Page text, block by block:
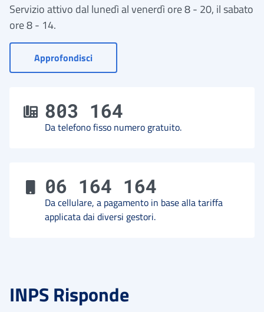
Servizio attivo dal lunedì al venerdì ore 8 - 20, il sabato
ore 8 - 14.
Approfondisci- Vai a Contact Center
803 164
Da telefono fisso numero gratuito.
06 164 164
Da cellulare, a pagamento in base alla tariffa
applicata dai diversi gestori.
INPS Risponde